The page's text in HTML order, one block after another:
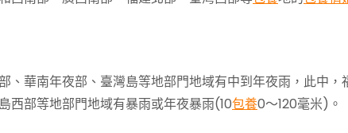
華南年夜部、臺灣島等地部門地域有中到年夜雨，此中，
西部等地部門地域有暴雨或年夜暴雨(10包養0～120毫米)。